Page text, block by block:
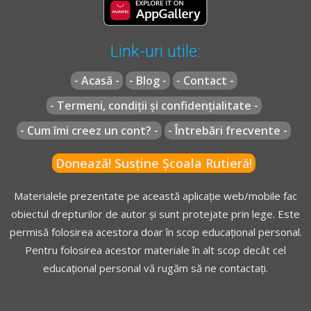
transporta pasageri;
persoanele care au certificat medical în care să fie
centurii de siguranţă;
instructorii auto, pe timpul pregătirii practice a
persoanelor care învăţa să conducă un autovehicul pe
drumurile publice sau examinatorul din cadrul
autorităţii competente în timpul desfăşurării probelor
conducere.
aibă asupra lor certificatul medical, în conținutul căruia
trebuie să fie menționată durata de valabilitate a
acestuia.
[...]
Link-uri utile:
- Acasă - - Blog -
- Contact -
- Termeni, condiții și confidențialitate -
- Cum îmi creez un cont? -
- Întrebări frecvente -
Donează! Susține Școala Rutieră!
Materialele prezentate pe această aplicație web/mobile fac
obiectul drepturilor de autor și sunt protejate prin lege. Este
permisă folosirea acestora doar în scop educațional personal.
Pentru folosirea acestor materiale în alt scop decât cel
educațional personal vă rugăm să ne contactați.